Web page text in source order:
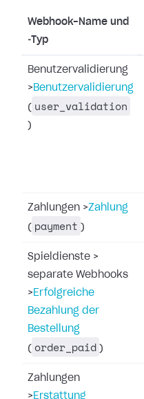
Webhook-Name und
‑Typ
Benutzervalidierung
> Benutzervalidierung
( user_validation
)
Zahlungen >Zahlung
( payment )
Spieldienste >
separate Webhooks
> Erfolgreiche
Bezahlung der
Bestellung
( order_paid )
Zahlungen
> Erstattung